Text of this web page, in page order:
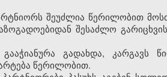
შეუძლია წერილობით
შესაძლო გარიცხვის
გადახდა, კარგავს
წერილობით.